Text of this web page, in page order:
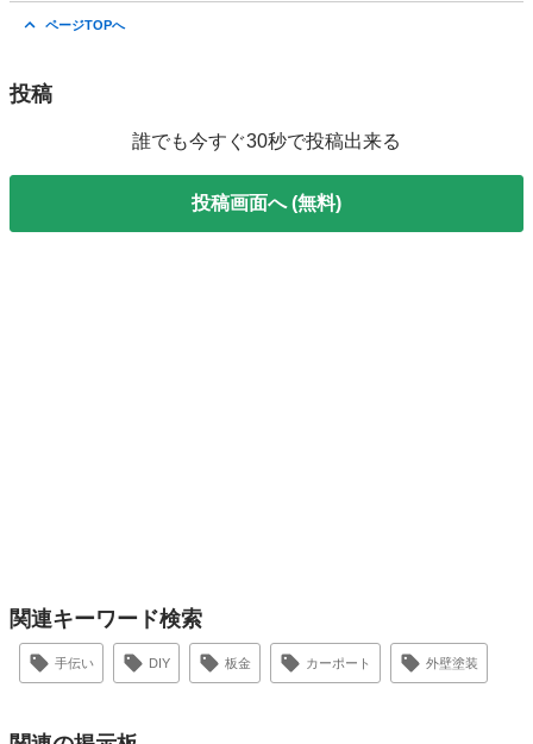
ページTOPへ
投稿
誰でも今すぐ30秒で投稿出来る
投稿画面へ (無料)
関連キーワード検索
手伝い DIY 板金 カーポート 外壁塗装